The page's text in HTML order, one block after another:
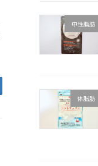
中性脂肪
体脂肪